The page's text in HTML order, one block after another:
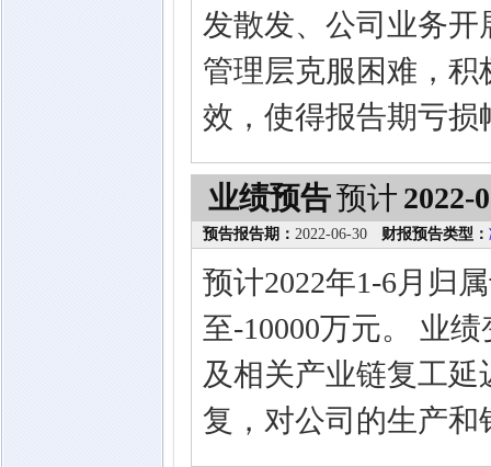
发散发、公司业务
管理层克服困难，
效，使得报告期亏损
业绩预告预计 2022-
预告报告期： 2022-06-30 财报预告类型：
预计2022年1-6月归
至-10000万元。 业
及相关产业链复工
复，对公司的生产